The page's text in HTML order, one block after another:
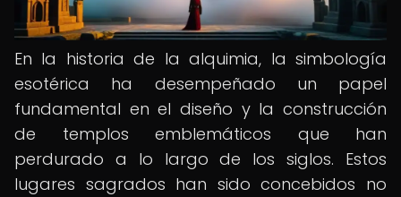
En la historia de la alquimia, la simbología
esotérica ha desempeñado un papel
fundamental en el diseño y la construcción
de templos emblemáticos que han
perdurado a lo largo de los siglos. Estos
lugares sagrados han sido concebidos no